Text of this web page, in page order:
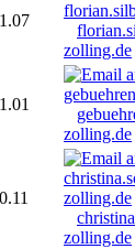
1.07
zolling.de
1.01
zolling.de
0.11
zolling.de